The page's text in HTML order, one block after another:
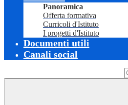
Panoramica
Offerta formativa
Curricoli d'Istituto
I progetti d'Istituto
Documenti utili
Canali social